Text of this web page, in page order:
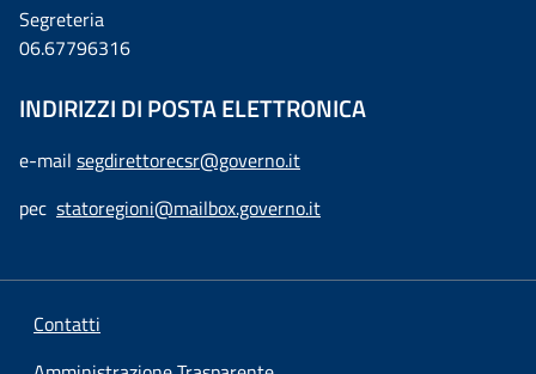
Segreteria
06.67796316
INDIRIZZI DI POSTA ELETTRONICA
e-mail segdirettorecsr@governo.it
pec statoregioni@mailbox.governo.it
Contatti